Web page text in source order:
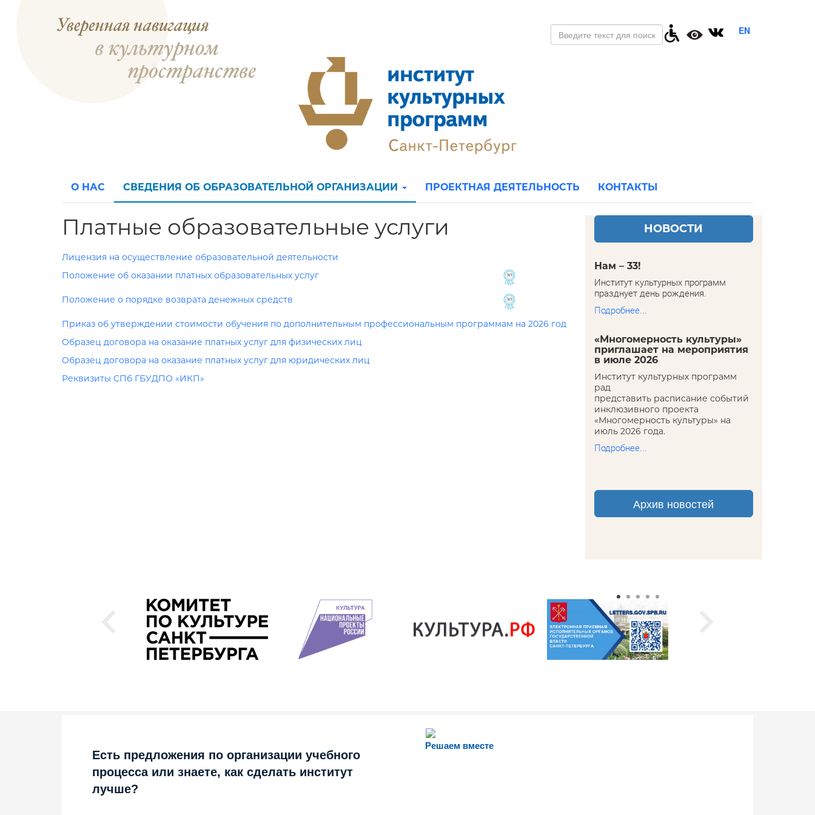
EN
О НАС СВЕДЕНИЯ ОБ ОБРАЗОВАТЕЛЬНОЙ ОРГАНИЗАЦИИ ПРОЕКТНАЯ ДЕЯТЕЛЬНОСТЬ КОНТАКТЫ
Платные образовательные услуги
Лицензия на осуществление образовательной деятельности
Положение об оказании платных образовательных услуг
Положение о порядке возврата денежных средств
Приказ об утверждении стоимости обучения по дополнительным профессиональным программам на 2026 год
Образец договора на оказание платных услуг для физических лиц
Образец договора на оказание платных услуг для юридических лиц
Реквизиты СПб ГБУДПО «ИКП»
НОВОСТИ
Нам – 33!
Институт культурных программ
празднует день рождения.
Подробнее...
«Многомерность культуры»
приглашает на мероприятия
в июле 2026
Институт культурных программ
рад
представить расписание событий
инклюзивного проекта
«Многомерность культуры» на
июль 2026 года.
Подробнее...
Архив новостей
Решаем вместе
Есть предложения по организации учебного
процесса или знаете, как сделать институт
лучше?